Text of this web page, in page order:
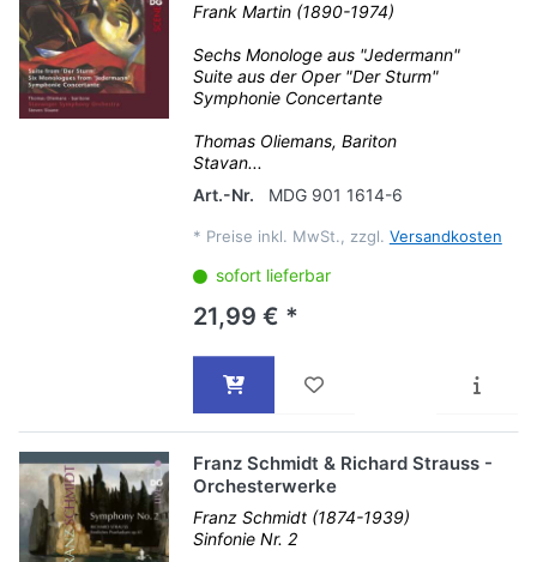
Frank Martin (1890-1974)
Sechs Monologe aus "Jedermann"
Suite aus der Oper "Der Sturm"
Symphonie Concertante
Thomas Oliemans, Bariton
Stavan...
Art.-Nr.
MDG 901 1614-6
* Preise inkl. MwSt., zzgl. Versandkosten
sofort lieferbar
21,99 € *
Franz Schmidt & Richard Strauss -
Orchesterwerke
Franz Schmidt (1874-1939)
Sinfonie Nr. 2